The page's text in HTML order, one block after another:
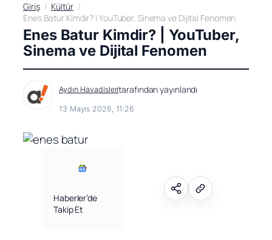
Giriş
Kültür
Enes Batur Kimdir? | YouTuber, Sinema ve Dijital Fenomen
Enes Batur Kimdir? | YouTuber,
Sinema ve Dijital Fenomen
Aydın Havadisleritarafından yayınlandı
13 Mayıs 2026, 11:26
Haberler’de
Takip Et